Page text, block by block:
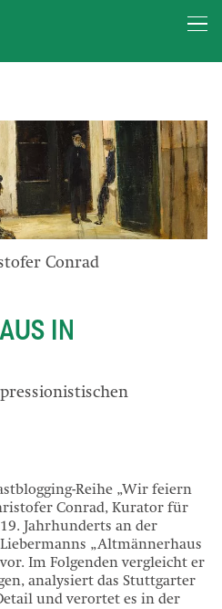
IN
Conrad
Reihe „Wir feiern
Conrad, Kurator für
Jahrhunderts an der
„Altmännerhaus
Im Folgenden vergleicht er
analysiert das Stuttgarter
und verortet es in der